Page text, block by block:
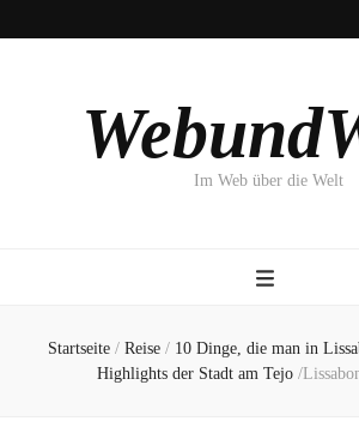
Im Web über die Welt
Startseite / Reise / 10 Dinge, die man in
Highlights der Stadt am Tejo /